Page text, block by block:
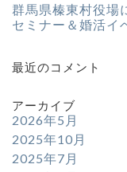
群馬県榛東村役
セミナー＆婚活イ
最近のコメント
アーカイブ
2026年5月
2025年10月
2025年7月